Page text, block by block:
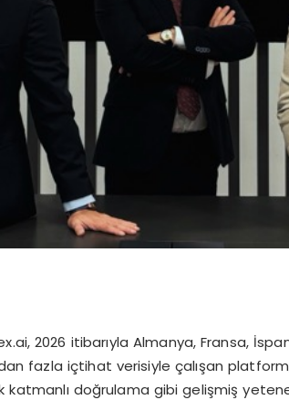
2026 itibarıyla Almanya, Fransa,
fazla içtihat verisiyle çalışan
doğrulama gibi gelişmiş